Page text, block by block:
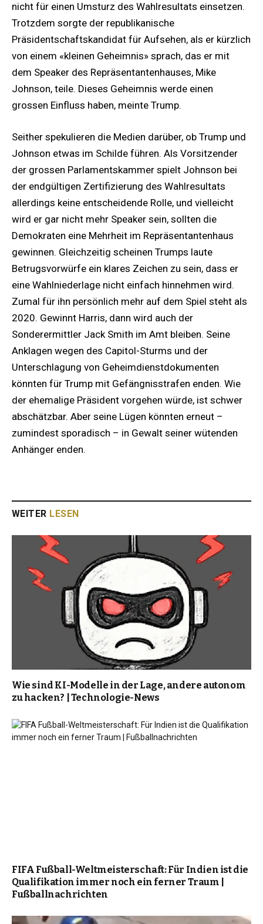
nicht für einen Umsturz des Wahlresultats einsetzen.
Trotzdem sorgte der republikanische
Präsidentschaftskandidat für Aufsehen, als er kürzlich
von einem «kleinen Geheimnis» sprach, das er mit
dem Speaker des Repräsentantenhauses, Mike
Johnson, teile. Dieses Geheimnis werde einen
grossen Einfluss haben, meinte Trump.
Seither spekulieren die Medien darüber, ob Trump und
Johnson etwas im Schilde führen. Als Vorsitzender
der grossen Parlamentskammer spielt Johnson bei
der endgültigen Zertifizierung des Wahlresultats
allerdings keine entscheidende Rolle, und vielleicht
wird er gar nicht mehr Speaker sein, sollten die
Demokraten eine Mehrheit im Repräsentantenhaus
gewinnen. Gleichzeitig scheinen Trumps laute
Betrugsvorwürfe ein klares Zeichen zu sein, dass er
eine Wahlniederlage nicht einfach hinnehmen wird.
Zumal für ihn persönlich mehr auf dem Spiel steht als
2020. Gewinnt Harris, dann wird auch der
Sonderermittler Jack Smith im Amt bleiben. Seine
Anklagen wegen des Capitol-Sturms und der
Unterschlagung von Geheimdienstdokumenten
könnten für Trump mit Gefängnisstrafen enden. Wie
der ehemalige Präsident vorgehen würde, ist schwer
abschätzbar. Aber seine Lügen könnten erneut –
zumindest sporadisch – in Gewalt seiner wütenden
Anhänger enden.
WEITER LESEN
Wie sind KI-Modelle in der Lage, andere autonom
zu hacken? | Technologie-News
FIFA Fußball-Weltmeisterschaft: Für Indien ist die
Qualifikation immer noch ein ferner Traum |
Fußballnachrichten